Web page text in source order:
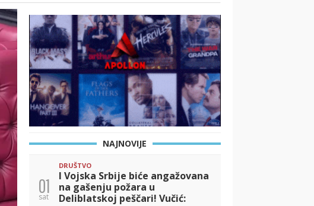
NAJNOVIJE
01
sat
DRUŠTVO
I Vojska Srbije biće angažovana
na gašenju požara u
Deliblatskoj peščari! Vučić: